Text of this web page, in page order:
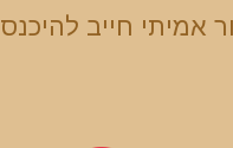
אמיתי חייב להיכנס